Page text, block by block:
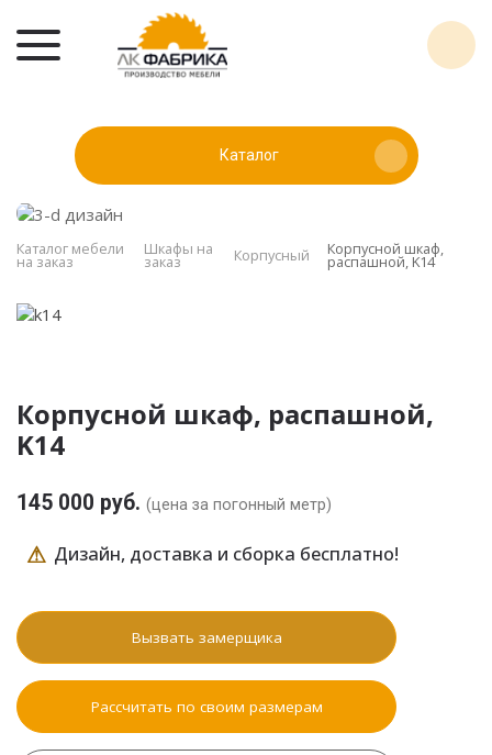
Каталог
Каталог мебели
на заказ
Шкафы на
заказ Корпусный Корпусной шкаф,
распашной, K14
Корпусной шкаф, распашной,
K14
145 000 руб. (цена за погонный метр)
⚠ Дизайн, доставка и сборка бесплатно!
Вызвать замерщика
Рассчитать по своим размерам